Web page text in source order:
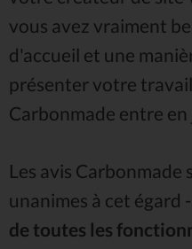
vous avez vraiment
d'accueil et une
présenter votre
Carbonmade entre en
Les avis
unanimes à cet égard -
de toutes les